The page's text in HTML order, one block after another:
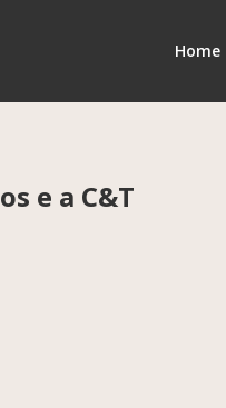
Home
e a C&T